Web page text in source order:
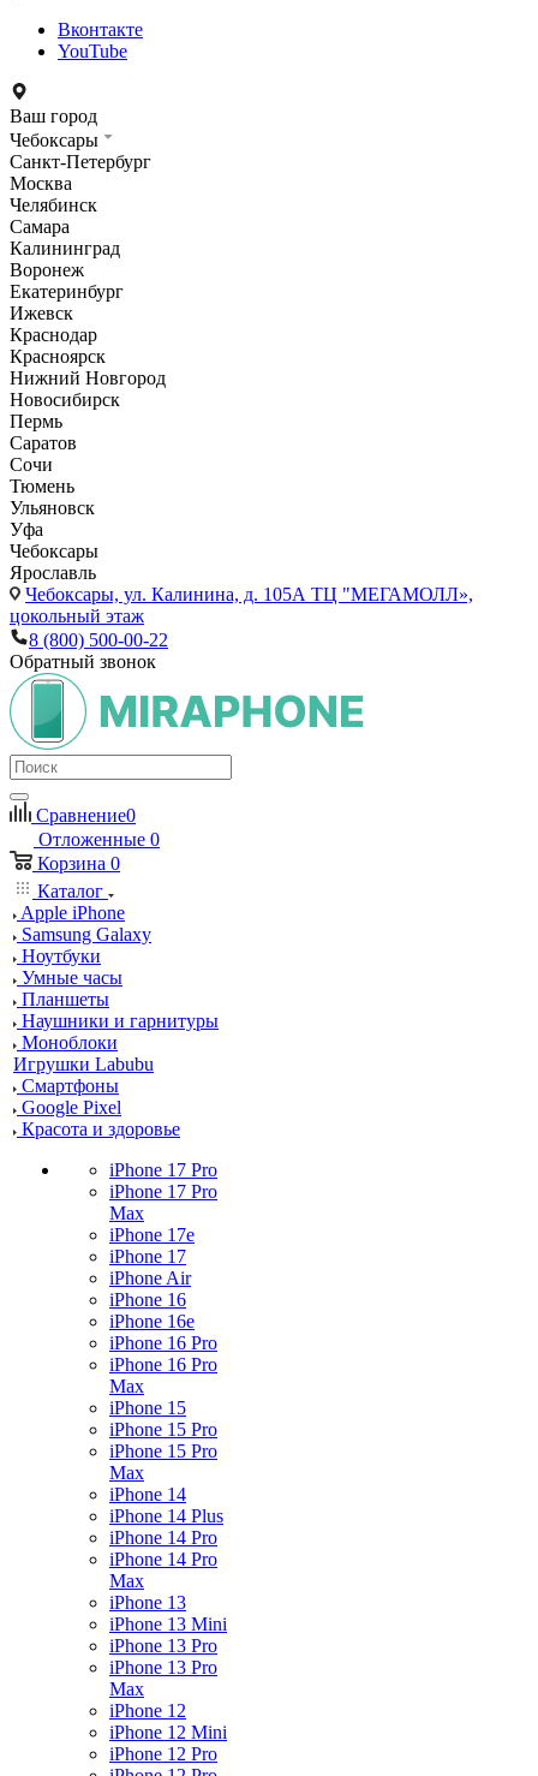
Вконтакте
YouTube
Ваш город
Чебоксары
Санкт-Петербург
Москва
Челябинск
Самара
Калининград
Воронеж
Екатеринбург
Ижевск
Краснодар
Красноярск
Нижний Новгород
Новосибирск
Пермь
Саратов
Сочи
Тюмень
Ульяновск
Уфа
Чебоксары
Ярославль
Чебоксары, ул. Калинина, д. 105А ТЦ "МЕГАМОЛЛ»,
цокольный этаж
8 (800) 500-00-22
Обратный звонок
Сравнение0
Отложенные 0
Корзина 0
Каталог
Apple iPhone
Samsung Galaxy
Ноутбуки
Умные часы
Планшеты
Наушники и гарнитуры
Моноблоки
Игрушки Labubu
Смартфоны
Google Pixel
Красота и здоровье
iPhone 17 Pro
iPhone 17 Pro
Max
iPhone 17e
iPhone 17
iPhone Air
iPhone 16
iPhone 16e
iPhone 16 Pro
iPhone 16 Pro
Max
iPhone 15
iPhone 15 Pro
iPhone 15 Pro
Max
iPhone 14
iPhone 14 Plus
iPhone 14 Pro
iPhone 14 Pro
Max
iPhone 13
iPhone 13 Mini
iPhone 13 Pro
iPhone 13 Pro
Max
iPhone 12
iPhone 12 Mini
iPhone 12 Pro